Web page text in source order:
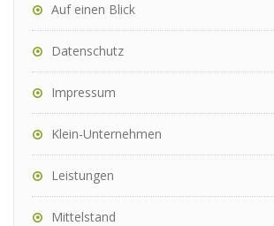
Auf einen Blick
Datenschutz
Impressum
Klein-Unternehmen
Leistungen
Mittelstand